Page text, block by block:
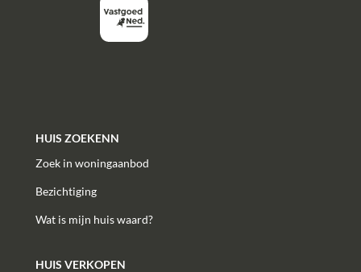
HUIS ZOEKENN
Zoek in woningaanbod
Bezichtiging
Wat is mijn huis waard?
HUIS VERKOPEN